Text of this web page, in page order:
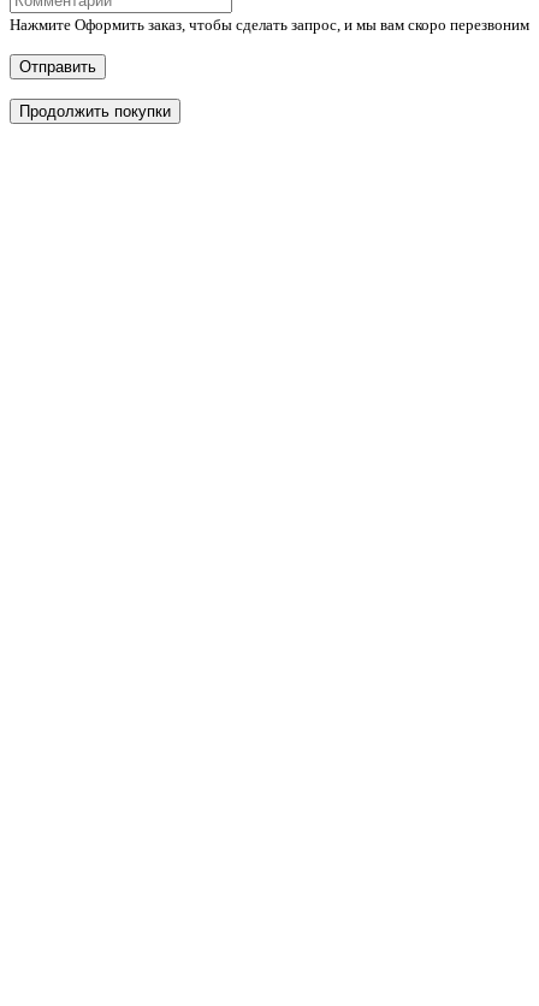
Нажмите Оформить заказ, чтобы сделать запрос, и мы вам скоро перезвоним
Отправить
Продолжить покупки